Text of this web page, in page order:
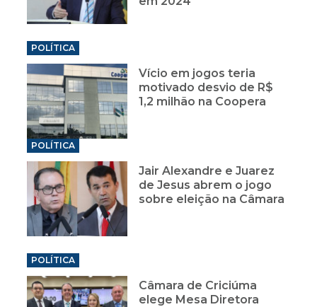
POLÍTICA
Vício em jogos teria
motivado desvio de R$
1,2 milhão na Coopera
POLÍTICA
Jair Alexandre e Juarez
de Jesus abrem o jogo
sobre eleição na Câmara
POLÍTICA
Câmara de Criciúma
elege Mesa Diretora